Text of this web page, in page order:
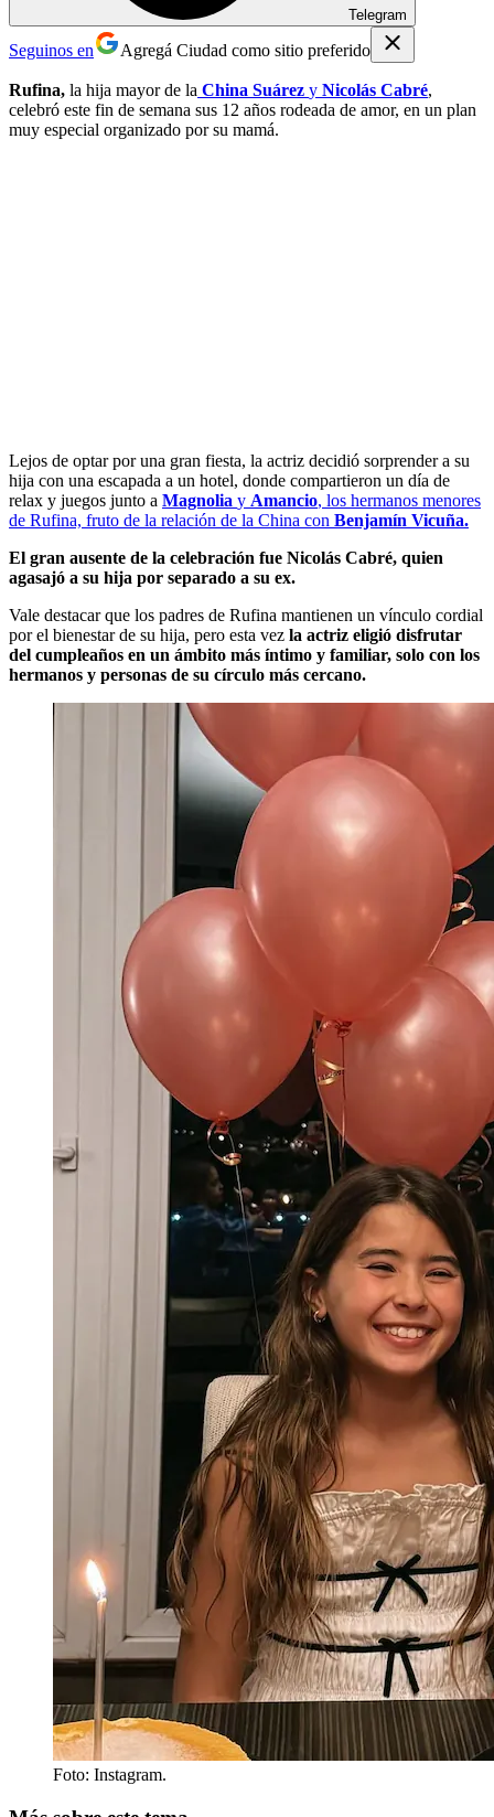
Telegram
Seguinos en Agregá Ciudad como sitio preferido
Rufina, la hija mayor de la China Suárez y Nicolás Cabré,
celebró este fin de semana sus 12 años rodeada de amor, en un plan
muy especial organizado por su mamá.
Lejos de optar por una gran fiesta, la actriz decidió sorprender a su
hija con una escapada a un hotel, donde compartieron un día de
relax y juegos junto a Magnolia y Amancio, los hermanos menores
de Rufina, fruto de la relación de la China con Benjamín Vicuña.
El gran ausente de la celebración fue Nicolás Cabré, quien
agasajó a su hija por separado a su ex.
Vale destacar que los padres de Rufina mantienen un vínculo cordial
por el bienestar de su hija, pero esta vez la actriz eligió disfrutar
del cumpleaños en un ámbito más íntimo y familiar, solo con los
hermanos y personas de su círculo más cercano.
Foto: Instagram.